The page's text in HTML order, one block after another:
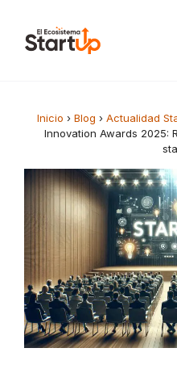
Inicio › Blog › Actualidad
Innovation Awards 2025: